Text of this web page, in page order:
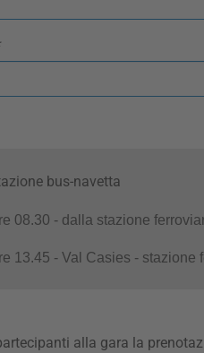
bus-navetta
08.30 - dalla stazione
13.45 - Val Casies - stazione
alla gara la